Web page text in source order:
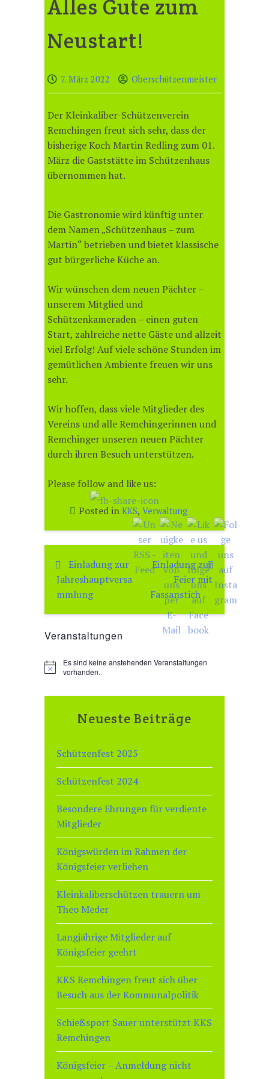
Alles Gute zum
Neustart!
7. März 2022 Oberschützenmeister
Der Kleinkaliber-Schützenverein
Remchingen freut sich sehr, dass der
bisherige Koch Martin Redling zum 01.
März die Gaststätte im Schützenhaus
übernommen hat.
Die Gastronomie wird künftig unter
dem Namen „Schützenhaus – zum
Martin“ betrieben und bietet klassische
gut bürgerliche Küche an.
Wir wünschen dem neuen Pächter –
unserem Mitglied und
Schützenkameraden – einen guten
Start, zahlreiche nette Gäste und allzeit
viel Erfolg! Auf viele schöne Stunden im
gemütlichen Ambiente freuen wir uns
sehr.
Wir hoffen, dass viele Mitglieder des
Vereins und alle Remchingerinnen und
Remchinger unseren neuen Pächter
durch ihren Besuch unterstützen.
Please follow and like us:
Posted in KKS, Verwaltung
Beitragsnavigation
Einladung zur
Jahreshauptversa
mmlung
Einladung zur
Feier mit
Fassanstich
Veranstaltungen
H
w
Es sind keine anstehenden Veranstaltungen
vorhanden.
Neueste Beiträge
Schützenfest 2025
Schützenfest 2024
Besondere Ehrungen für verdiente
Mitglieder
Königswürden im Rahmen der
Königsfeier verliehen
Kleinkaliberschützen trauern um
Theo Meder
Langjährige Mitglieder auf
Königsfeier geehrt
KKS Remchingen freut sich über
Besuch aus der Kommunalpolitik
Schießsport Sauer unterstützt KKS
Remchingen
Königsfeier – Anmeldung nicht